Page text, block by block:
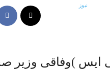
پی ایس )وفاقی